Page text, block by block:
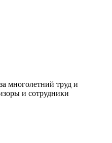
многолетний труд и
и сотрудники